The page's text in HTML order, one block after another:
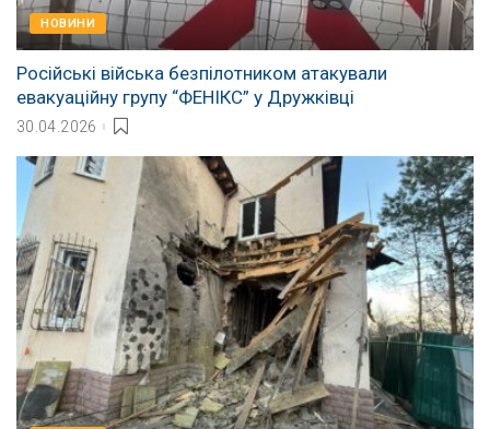
НОВИНИ
Російські війська безпілотником атакували
евакуаційну групу “ФЕНІКС” у Дружківці
30.04.2026